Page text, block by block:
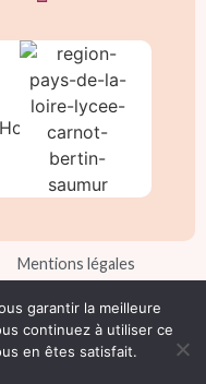
Mentions légales
garantir la meilleure
continuez à utiliser ce
en êtes satisfait.
de l’impact
+